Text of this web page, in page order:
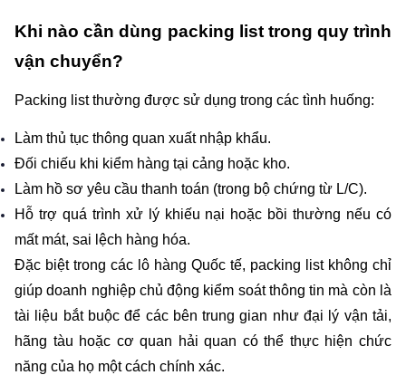
Khi nào cần dùng packing list trong quy trình
vận chuyển?
Packing list thường được sử dụng trong các tình huống:
Làm thủ tục thông quan xuất nhập khẩu.
Đối chiếu khi kiểm hàng tại cảng hoặc kho.
Làm hồ sơ yêu cầu thanh toán (trong bộ chứng từ L/C).
Hỗ trợ quá trình xử lý khiếu nại hoặc bồi thường nếu có
mất mát, sai lệch hàng hóa.
Đặc biệt trong các lô hàng Quốc tế, packing list không chỉ
giúp doanh nghiệp chủ động kiểm soát thông tin mà còn là
tài liệu bắt buộc để các bên trung gian như đại lý vận tải,
hãng tàu hoặc cơ quan hải quan có thể thực hiện chức
năng của họ một cách chính xác.